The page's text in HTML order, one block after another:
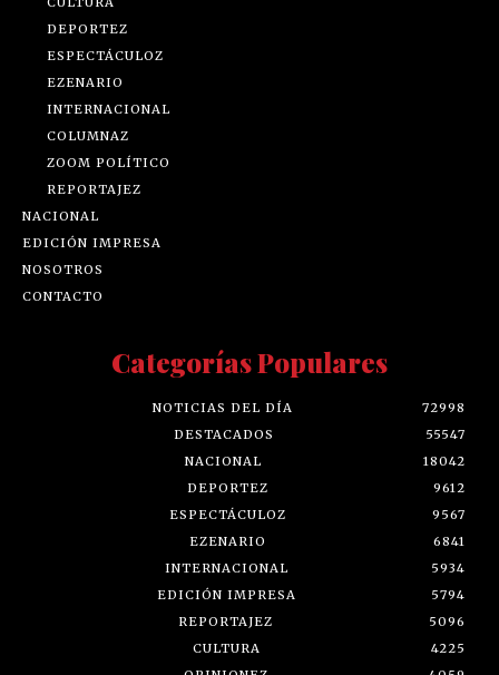
DEPORTEZ
ESPECTÁCULOZ
EZENARIO
INTERNACIONAL
COLUMNAZ
ZOOM POLÍTICO
REPORTAJEZ
NACIONAL
EDICIÓN IMPRESA
NOSOTROS
CONTACTO
Categorías Populares
NOTICIAS DEL DÍA
72998
DESTACADOS
55547
NACIONAL
18042
DEPORTEZ
9612
ESPECTÁCULOZ
9567
EZENARIO
6841
INTERNACIONAL
5934
EDICIÓN IMPRESA
5794
REPORTAJEZ
5096
CULTURA
4225